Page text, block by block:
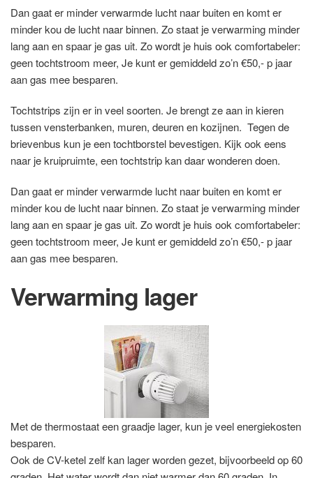
Dan gaat er minder verwarmde lucht naar buiten en komt er
minder kou de lucht naar binnen. Zo staat je verwarming minder
lang aan en spaar je gas uit. Zo wordt je huis ook comfortabeler:
geen tochtstroom meer, Je kunt er gemiddeld zo’n €50,- p jaar
aan gas mee besparen.
Tochtstrips zijn er in veel soorten. Je brengt ze aan in kieren
tussen vensterbanken, muren, deuren en kozijnen. Tegen de
brievenbus kun je een tochtborstel bevestigen. Kijk ook eens
naar je kruipruimte, een tochtstrip kan daar wonderen doen.
Dan gaat er minder verwarmde lucht naar buiten en komt er
minder kou de lucht naar binnen. Zo staat je verwarming minder
lang aan en spaar je gas uit. Zo wordt je huis ook comfortabeler:
geen tochtstroom meer, Je kunt er gemiddeld zo’n €50,- p jaar
aan gas mee besparen.
Verwarming lager
Met de thermostaat een graadje lager, kun je veel energiekosten
besparen.
Ook de CV-ketel zelf kan lager worden gezet, bijvoorbeeld op 60